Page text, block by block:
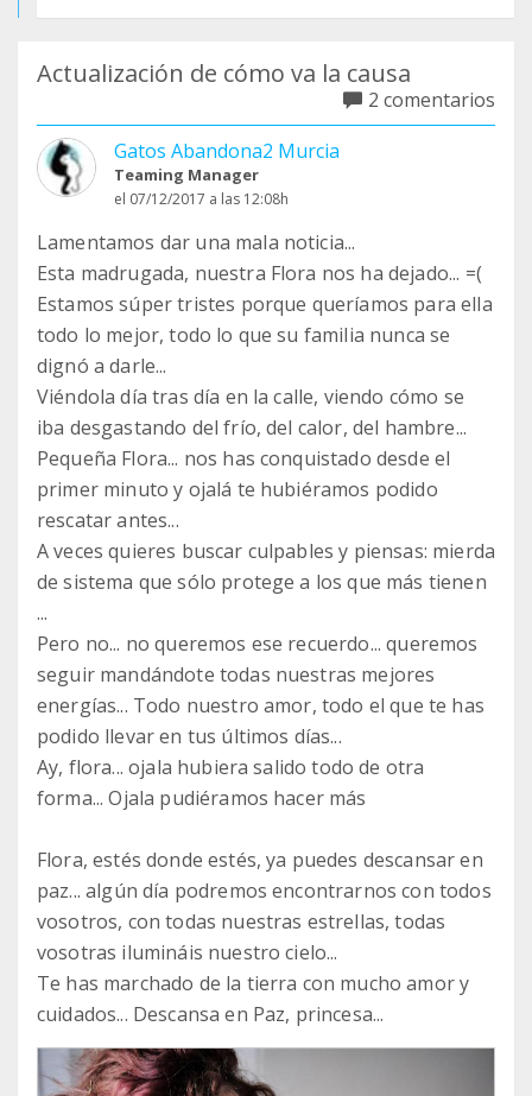
Actualización de cómo va la causa
2 comentarios
Gatos Abandona2 Murcia
Teaming Manager
el 07/12/2017 a las 12:08h
Lamentamos dar una mala noticia...
Esta madrugada, nuestra Flora nos ha dejado... =(
Estamos súper tristes porque queríamos para ella
todo lo mejor, todo lo que su familia nunca se
dignó a darle...
Viéndola día tras día en la calle, viendo cómo se
iba desgastando del frío, del calor, del hambre...
Pequeña Flora... nos has conquistado desde el
primer minuto y ojalá te hubiéramos podido
rescatar antes...
A veces quieres buscar culpables y piensas: mierda
de sistema que sólo protege a los que más tienen
...
Pero no... no queremos ese recuerdo... queremos
seguir mandándote todas nuestras mejores
energías... Todo nuestro amor, todo el que te has
podido llevar en tus últimos días...
Ay, flora... ojala hubiera salido todo de otra
forma... Ojala pudiéramos hacer más
Flora, estés donde estés, ya puedes descansar en
paz... algún día podremos encontrarnos con todos
vosotros, con todas nuestras estrellas, todas
vosotras ilumináis nuestro cielo...
Te has marchado de la tierra con mucho amor y
cuidados... Descansa en Paz, princesa...